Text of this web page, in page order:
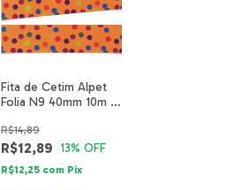
Fita de Cetim Alpet
Folia N9 40mm 10m -
R$12,89
R$14,89
13% OFF
R$12,25 com Pix